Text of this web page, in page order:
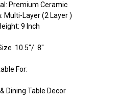
Premium Ceramic
Multi-Layer (2 Layer )
9 Inch
10.5"/ 8"
For:
Dining Table Decor